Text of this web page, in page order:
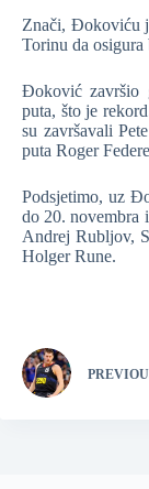
Znači, Đokoviću
Torinu da osigura
Đoković završio
puta, što je
su završavali
puta Roger
Podsjetimo, uz
do 20. novembra
Andrej Rubljov,
Holger Rune.